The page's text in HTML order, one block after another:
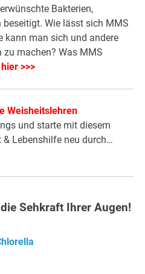
Bakterien,
beseitigt. Wie lässt sich MMS
kann man sich und andere
zu machen? Was MMS
>>>
Weisheitslehren
und starte mit diesem
& Lebenshilfe neu durch…
Sehkraft Ihrer Augen!